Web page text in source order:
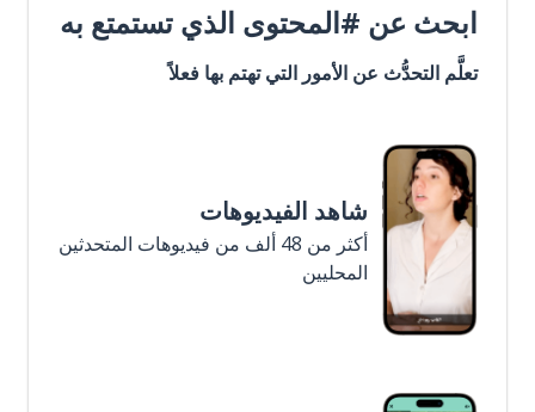
ابحث عن #المحتوى الذي تستمتع به
تعلَّم التحدُّث عن الأمور التي تهتم بها فعلاً
شاهد الفيديوهات
أكثر من 48 ألف من فيديوهات المتحدثين
المحليين